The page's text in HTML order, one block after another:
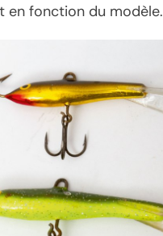
en fonction du modèle.